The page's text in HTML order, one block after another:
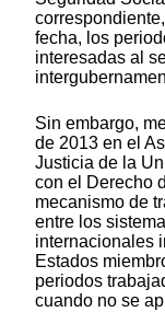
fecha, los
interesadas al
Sin embargo,
de 2013 en el
Justicia de la
con el Derecho
mecanismo de
entre los
internacionales
Estados
periodos
cuando no se